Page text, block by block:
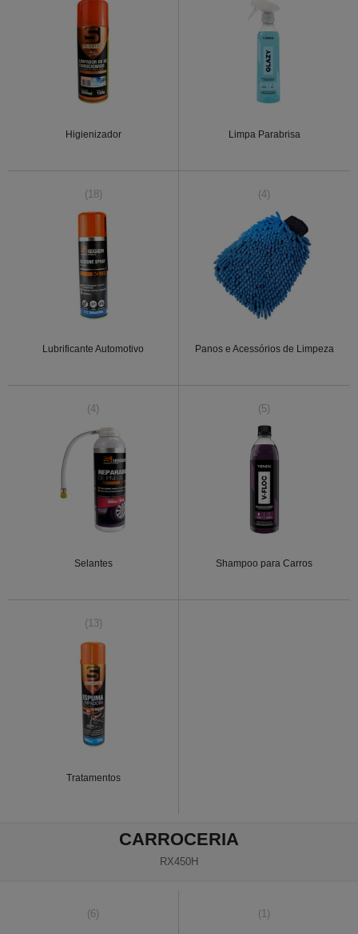
Higienizador Limpa Parabrisa
(18)
Lubrificante Automotivo
(4)
Panos e Acessórios de Limpeza
(4)
Selantes
(5)
Shampoo para Carros
(13)
Tratamentos
CARROCERIA
RX450H
(6) (1)